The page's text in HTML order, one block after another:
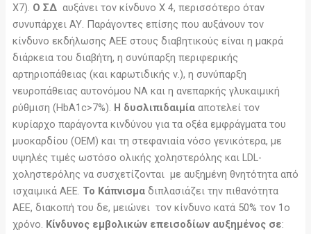
Χ7). Ο ΣΔαυξάνει τον κίνδυνο Χ 4, περισσότερο όταν
συνυπάρχει ΑΥ. Παράγοντες επίσης που αυξάνουν τον
κίνδυνο εκδήλωσης ΑΕΕ στους διαβητικούς είναι η μακρά
διάρκεια του διαβήτη, η συνύπαρξη περιφερικής
αρτηριοπάθειας (και καρωτιδικής ν.), η συνύπαρξη
νευροπάθειας αυτονόμου ΝΑ και η ανεπαρκής γλυκαιμική
ρύθμιση (ΗbA1c>7%). Η δυσλιπιδαιμίααποτελεί τον
κυρίαρχο παράγοντα κινδύνου για τα οξέα εμφράγματα του
μυοκαρδίου (ΟΕΜ) και τη στεφανιαία νόσο γενικότερα, με
υψηλές τιμές ωστόσο ολικής χοληστερόλης και LDL-
χοληστερόλης να συσχετίζονται με αυξημένη θνητότητα από
ισχαιμικά ΑΕΕ. Το Kάπνισμαδιπλασιάζει την πιθανότητα
ΑΕΕ, διακοπή του δε, μειώνει τον κίνδυνο κατά 50% τον 1ο
χρόνο. Κίνδυνος εμβολικών επεισοδίων αυξημένος σε: